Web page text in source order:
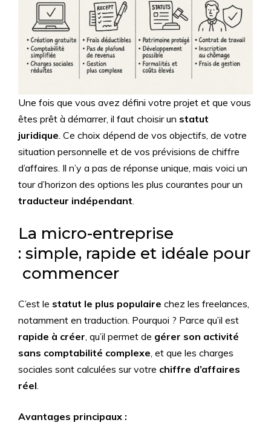
Une fois que vous avez défini votre projet et que vous
êtes prêt à démarrer, il faut choisir un statut
juridique . Ce choix dépend de vos objectifs, de votre
situation personnelle et de vos prévisions de chiffre
d’affaires. Il n’y a pas de réponse unique, mais voici un
tour d’horizon des options les plus courantes pour un
traducteur indépendant
La micro-entreprise
: simple, rapide et idéale pour
commencer
C’est le statut le plus populaire chez les freelances,
notamment en traduction. Pourquoi ? Parce qu’il est
rapide à créer , qu’il permet de gérer son activité
sans comptabilité complexe , et que les charges
sociales sont calculées sur votre chiffre d’affaires
réel
Avantages principaux :